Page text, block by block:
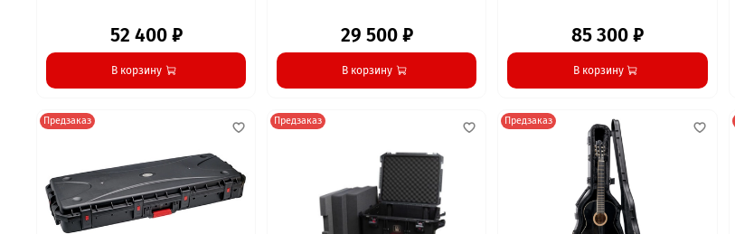
52 400 ₽
В корзину
29 500 ₽
В корзину
85 300 ₽
В корзину
Предзаказ Предзаказ Предзаказ